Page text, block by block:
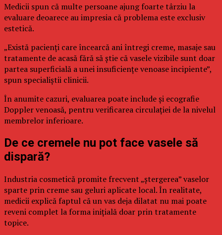
Medicii spun că multe persoane ajung foarte târziu la
evaluare deoarece au impresia că problema este exclusiv
estetică.
„Există pacienți care încearcă ani întregi creme, masaje sau
tratamente de acasă fără să știe că vasele vizibile sunt doar
partea superficială a unei insuficiențe venoase incipiente”,
spun specialiștii clinicii.
În anumite cazuri, evaluarea poate include și ecografie
Doppler venoasă, pentru verificarea circulației de la nivelul
membrelor inferioare.
De ce cremele nu pot face vasele să
dispară?
Industria cosmetică promite frecvent „ștergerea” vaselor
sparte prin creme sau geluri aplicate local. În realitate,
medicii explică faptul că un vas deja dilatat nu mai poate
reveni complet la forma inițială doar prin tratamente
topice.